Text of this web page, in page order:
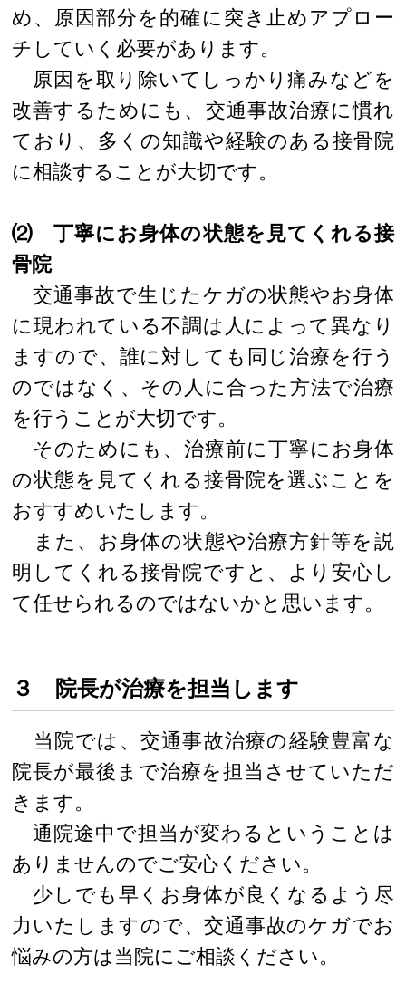
め、原因部分を的確に突き止めアプロー
チしていく必要があります。
原因を取り除いてしっかり痛みなどを
改善するためにも、交通事故治療に慣れ
ており、多くの知識や経験のある接骨院
に相談することが大切です。
⑵ 丁寧にお身体の状態を見てくれる接
骨院
交通事故で生じたケガの状態やお身体
に現われている不調は人によって異なり
ますので、誰に対しても同じ治療を行う
のではなく、その人に合った方法で治療
を行うことが大切です。
そのためにも、治療前に丁寧にお身体
の状態を見てくれる接骨院を選ぶことを
おすすめいたします。
また、お身体の状態や治療方針等を説
明してくれる接骨院ですと、より安心し
て任せられるのではないかと思います。
３ 院長が治療を担当します
当院では、交通事故治療の経験豊富な
院長が最後まで治療を担当させていただ
きます。
通院途中で担当が変わるということは
ありませんのでご安心ください。
少しでも早くお身体が良くなるよう尽
力いたしますので、交通事故のケガでお
悩みの方は当院にご相談ください。